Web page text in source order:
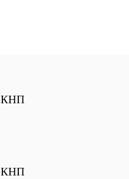
КНП
КНП